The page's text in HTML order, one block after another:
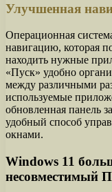
Улучшенная
Операционная
навигацию, которая
находить нужные
«Пуск» удобно
между различными
используемые
обновленная панель
удобный способ
окнами.
Windows 11
несовместимый